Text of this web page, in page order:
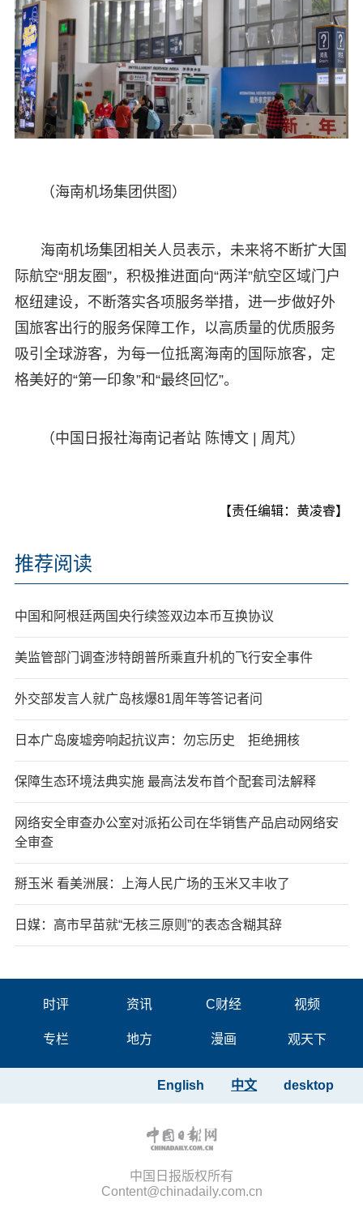
（海南机场集团供图）
海南机场集团相关人员表示，未来将不断扩大国
际航空“朋友圈”，积极推进面向“两洋”航空区域门户
枢纽建设，不断落实各项服务举措，进一步做好外
国旅客出行的服务保障工作，以高质量的优质服务
吸引全球游客，为每一位抵离海南的国际旅客，定
格美好的“第一印象”和“最终回忆”。
（中国日报社海南记者站 陈博文 | 周芃）
【责任编辑：黄凌睿】
推荐阅读
中国和阿根廷两国央行续签双边本币互换协议
美监管部门调查涉特朗普所乘直升机的飞行安全事件
外交部发言人就广岛核爆81周年等答记者问
日本广岛废墟旁响起抗议声：勿忘历史 拒绝拥核
保障生态环境法典实施 最高法发布首个配套司法解释
网络安全审查办公室对派拓公司在华销售产品启动网络安
全审查
掰玉米 看美洲展：上海人民广场的玉米又丰收了
日媒：高市早苗就“无核三原则”的表态含糊其辞
时评 资讯 C财经 视频
专栏 地方 漫画 观天下
desktop
中文
English
中国日报版权所有
Content@chinadaily.com.cn